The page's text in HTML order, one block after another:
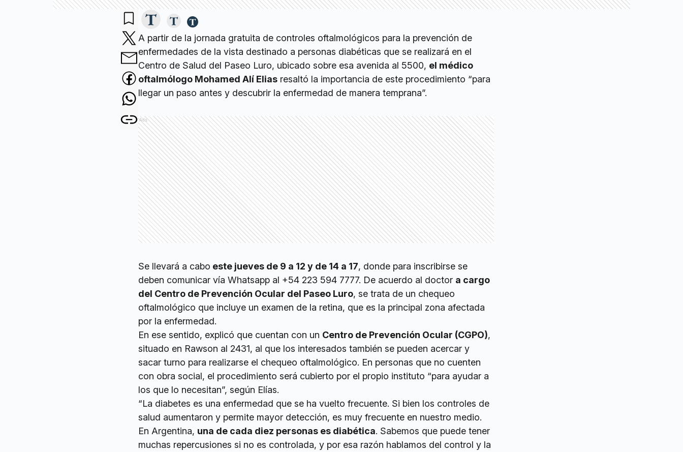
A partir de la jornada gratuita de controles oftalmológicos para la prevención de
enfermedades de la vista destinado a personas diabéticas que se realizará en el
Centro de Salud del Paseo Luro, ubicado sobre esa avenida al 5500, el médico
oftalmólogo Mohamed Alí Elias resaltó la importancia de este procedimiento “para
llegar un paso antes y descubrir la enfermedad de manera temprana”.
Ads
Se llevará a cabo este jueves de 9 a 12 y de 14 a 17, donde para inscribirse se
deben comunicar vía Whatsapp al +54 223 594 7777. De acuerdo al doctor a cargo
del Centro de Prevención Ocular del Paseo Luro, se trata de un chequeo
oftalmológico que incluye un examen de la retina, que es la principal zona afectada
por la enfermedad.
En ese sentido, explicó que cuentan con un Centro de Prevención Ocular (CGPO),
situado en Rawson al 2431, al que los interesados también se pueden acercar y
sacar turno para realizarse el chequeo oftalmológico. En personas que no cuenten
con obra social, el procedimiento será cubierto por el propio instituto “para ayudar a
los que lo necesitan”, según Elías.
“La diabetes es una enfermedad que se ha vuelto frecuente. Si bien los controles de
salud aumentaron y permite mayor detección, es muy frecuente en nuestro medio.
En Argentina, una de cada diez personas es diabética. Sabemos que puede tener
muchas repercusiones si no es controlada, y por esa razón hablamos del control y la